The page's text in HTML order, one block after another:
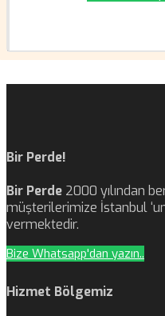
Bir Perde!
Bir Perde 2000 yılından
müşterilerimize İstanbul
vermektedir.
Bize Whatsapp'dan yazın..
Hizmet Bölgemiz